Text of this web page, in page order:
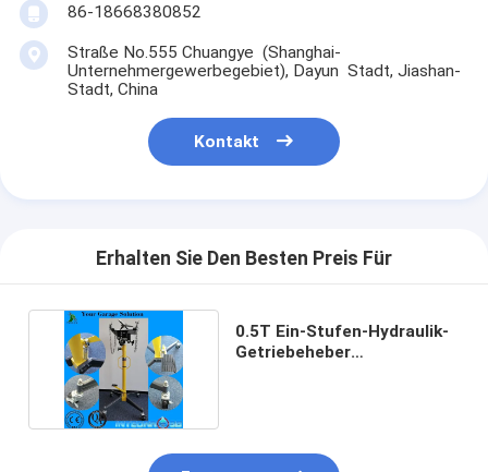
86-18668380852
Straße No.555 Chuangye (Shanghai-
Unternehmergewerbegebiet), Dayun Stadt, Jiashan-
Stadt, China
Kontakt
Erhalten Sie Den Besten Preis Für
0.5T Ein-Stufen-Hydraulik-
Getriebeheber